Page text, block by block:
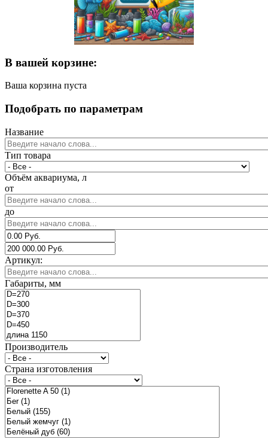
В вашей корзине:
Ваша корзина пуста
Подобрать по параметрам
Название
Тип товара
Объём аквариума, л
от
до
Артикул:
Габариты, мм
Производитель
Страна изготовления